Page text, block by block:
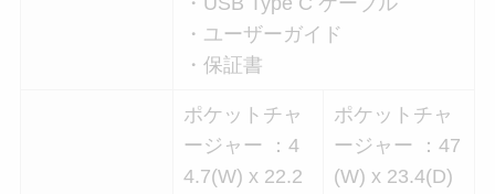
・ユーザーガイド
・保証書
ポケットチャ
ージャー ：4
4.7(W) x 22.2
ポケットチャ
ージャー ：47
(W) x 23.4(D)